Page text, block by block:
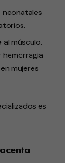
neonatales
al músculo.
hemorragia
mujeres
es